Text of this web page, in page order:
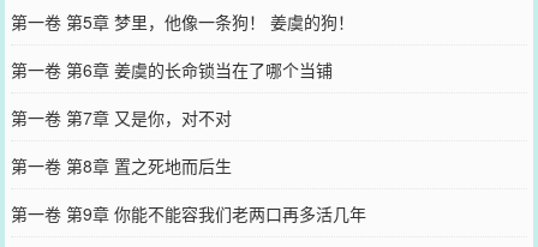
第一卷 第5章 梦里，他像一条狗！ 姜虞的狗！
第一卷 第6章 姜虞的长命锁当在了哪个当铺
第一卷 第7章 又是你，对不对
第一卷 第8章 置之死地而后生
第一卷 第9章 你能不能容我们老两口再多活几年